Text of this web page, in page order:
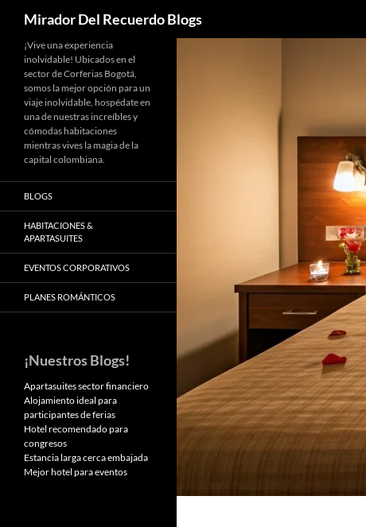
Saltar
contenido
Mirador Del Recuerdo Blogs
¡Vive una experiencia
inolvidable! Ubicados en el
sector de Corferias Bogotá,
somos la mejor opción para un
viaje inolvidable, hospédate en
una de nuestras increíbles y
cómodas habitaciones
mientras vives la magia de la
capital colombiana.
BLOGS
HABITACIONES &
APARTASUITES
EVENTOS CORPORATIVOS
PLANES ROMÁNTICOS
¡Nuestros Blogs!
Apartasuites sector financiero
Alojamiento ideal para
participantes de ferias
Hotel recomendado para
congresos
Estancia larga cerca embajada
Mejor hotel para eventos